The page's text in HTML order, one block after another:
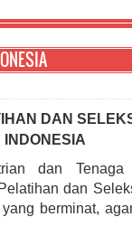
DAN
INDONESIA
dan
dan
berminat,